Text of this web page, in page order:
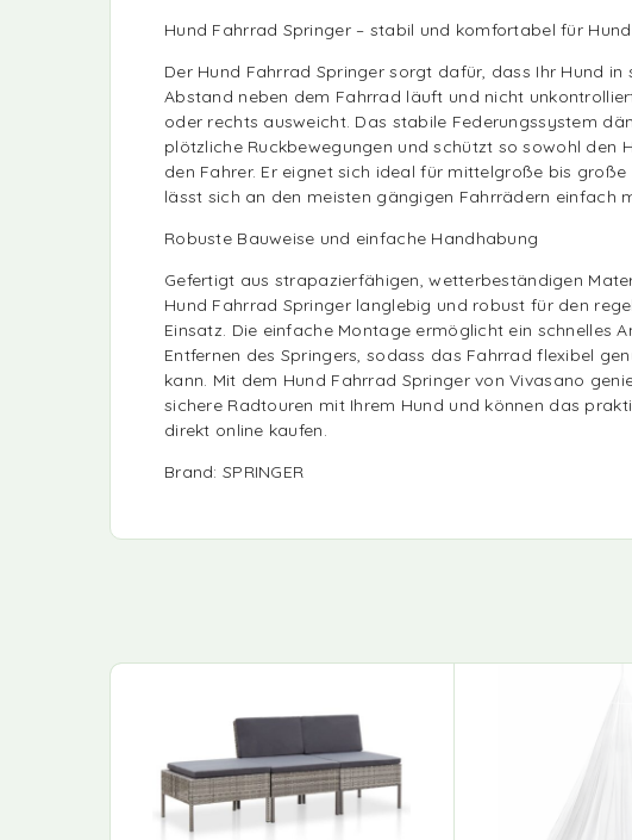
Hund Fahrrad Springer – stabil und komfortabel für
Der Hund Fahrrad Springer sorgt dafür, dass Ihr Hund in
Abstand neben dem Fahrrad läuft und nicht
oder rechts ausweicht. Das stabile Federungssystem
plötzliche Ruckbewegungen und schützt so sowohl den
den Fahrer. Er eignet sich ideal für mittelgroße bis große
lässt sich an den meisten gängigen Fahrrädern einfach
Robuste Bauweise und einfache Handhabung
Gefertigt aus strapazierfähigen, wetterbeständigen
Hund Fahrrad Springer langlebig und robust für den
Einsatz. Die einfache Montage ermöglicht ein schnelles
Entfernen des Springers, sodass das Fahrrad flexibel
kann. Mit dem Hund Fahrrad Springer von Vivasano
sichere Radtouren mit Ihrem Hund und können das
direkt online kaufen.
Brand: SPRINGER